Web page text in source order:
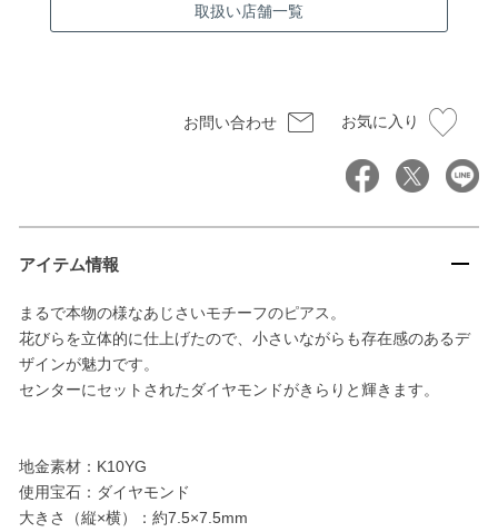
取扱い店舗一覧
お問い合わせ お気に入り
アイテム情報
まるで本物の様なあじさいモチーフのピアス。
花びらを立体的に仕上げたので、小さいながらも存在感のあるデ
ザインが魅力です。
センターにセットされたダイヤモンドがきらりと輝きます。
地金素材：K10YG
使用宝石：ダイヤモンド
大きさ（縦×横）：約7.5×7.5mm